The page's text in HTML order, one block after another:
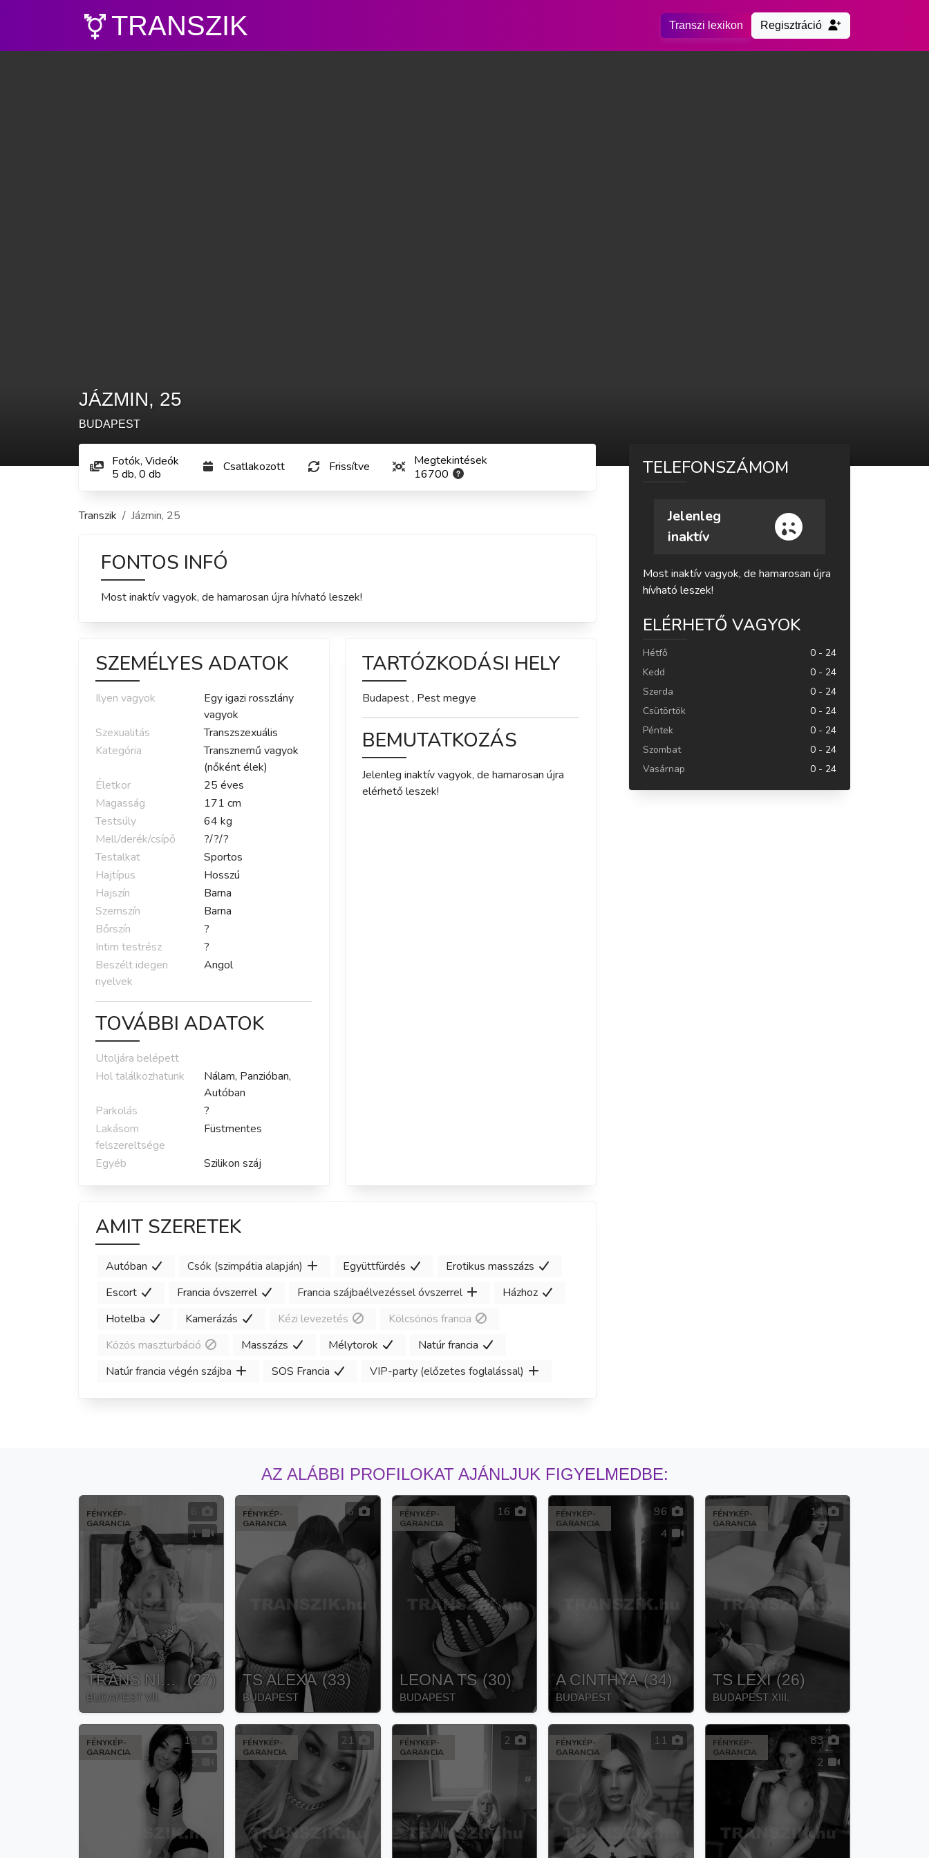
TRANSZIK Transzi lexikon Regisztráció
JÁZMIN, 25
BUDAPEST
Fotók, Videók
5 db, 0 db Csatlakozott Frissítve
Megtekintések
16700
Transzik Jázmin, 25
FONTOS INFÓ
Most inaktív vagyok, de hamarosan újra hívható leszek!
SZEMÉLYES ADATOK
Ilyen vagyok
Egy igazi rosszlány
vagyok
Szexualitás
Transzszexuális
Kategória
Transznemű vagyok
(nőként élek)
Életkor
25 éves
Magasság
171 cm
Testsúly
64 kg
Mell/derék/csípő
?/?/?
Testalkat
Sportos
Hajtípus
Hosszú
Hajszín
Barna
Szemszín
Barna
Bőrszín
?
Intim testrész
?
Beszélt idegen
nyelvek
Angol
TOVÁBBI ADATOK
Utoljára belépett
Hol találkozhatunk
Nálam, Panzióban,
Autóban
Parkolás
?
Lakásom
felszereltsége
Füstmentes
Egyéb Szilikon száj
TARTÓZKODÁSI HELY
Budapest, Pestmegye
BEMUTATKOZÁS
Jelenleg inaktív vagyok, de hamarosan újra
elérhető leszek!
AMIT SZERETEK
Autóban Csók (szimpátia alapján) Együttfürdés
Erotikus masszázs
Escort
Francia óvszerrel Francia szájbaélvezéssel óvszerrel
Házhoz
Hotelba
Kamerázás Kézi levezetés
Kölcsönös francia
Közös maszturbáció
Masszázs Mélytorok
Natúr francia
Natúr francia végén szájba
SOS Francia VIP-party (előzetes foglalással)
TELEFONSZÁMOM
Jelenleg
inaktív
Most inaktív vagyok, de hamarosan újra
hívható leszek!
ELÉRHETŐ VAGYOK
Hétfő
0 - 24
Kedd
0 - 24
Szerda
0 - 24
Csütörtök
0 - 24
Péntek
0 - 24
Szombat
0 - 24
Vasárnap
0 - 24
AZ ALÁBBI PROFILOKAT AJÁNLJUK FIGYELMEDBE:
FÉNYKÉP-
GARANCIA
1
TRANS NICOL (27)
BUDAPEST VII.
FÉNYKÉP-
GARANCIA
6
TS ALEXA (33)
BUDAPEST
FÉNYKÉP-
GARANCIA
16
LEONA TS (30)
BUDAPEST
FÉNYKÉP-
GARANCIA
96
4
A CINTHYA (34)
BUDAPEST
FÉNYKÉP-
GARANCIA
14
TS LEXI (26)
BUDAPEST XIII.
FÉNYKÉP-
GARANCIA
19
2
FÉNYKÉP-
GARANCIA
21
FÉNYKÉP-
GARANCIA
2
FÉNYKÉP-
GARANCIA
11
FÉNYKÉP-
GARANCIA
83
2